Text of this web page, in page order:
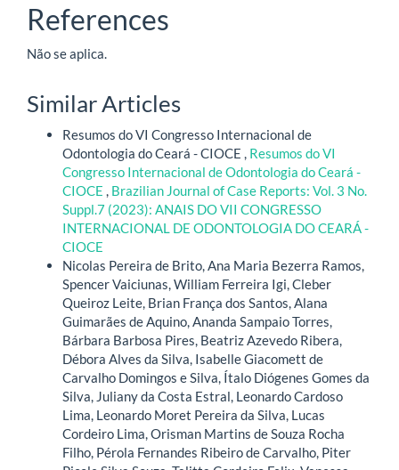
References
Não se aplica.
Similar Articles
Resumos do VI Congresso Internacional de
Odontologia do Ceará - CIOCE , Resumos do VI
Congresso Internacional de Odontologia do Ceará -
CIOCE
Brazilian Journal of Case Reports: Vol. 3 No.
Suppl.7 (2023): ANAIS DO VII CONGRESSO
INTERNACIONAL DE ODONTOLOGIA DO CEARÁ -
CIOCE
Nicolas Pereira de Brito, Ana Maria Bezerra Ramos,
Spencer Vaiciunas, William Ferreira Igi, Cleber
Queiroz Leite, Brian França dos Santos, Alana
Guimarães de Aquino, Ananda Sampaio Torres,
Bárbara Barbosa Pires, Beatriz Azevedo Ribera,
Débora Alves da Silva, Isabelle Giacomett de
Carvalho Domingos e Silva, Ítalo Diógenes Gomes da
Silva, Juliany da Costa Estral, Leonardo Cardoso
Lima, Leonardo Moret Pereira da Silva, Lucas
Cordeiro Lima, Orisman Martins de Souza Rocha
Filho, Pérola Fernandes Ribeiro de Carvalho, Piter